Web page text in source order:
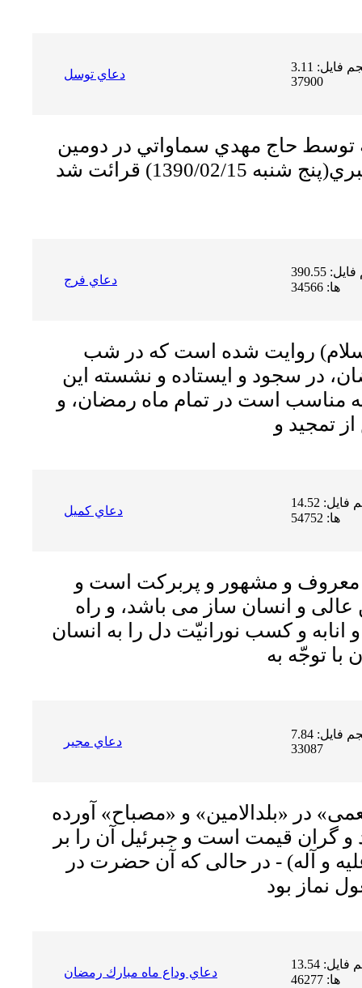
دعاي توسل
حجم فایل: 3.11 MB | دریافت ها:
37900
حاج مهدي سماواتي در دومين
دعاي فرج
حجم فایل: 390.55 KB | دریافت
ها: 34566
روایت شده است که در شب
در سجود و ایستاده و نشسته اين
مناسب است در تمام ماه رمضان، و
دعاي كميل
حجم فایل: 14.52 MB | دریافت
ها: 54752
معروف و مشهور و پربرکت است و
عالى و انسان ساز مى باشد، و راه
انابه و کسب نورانیّت دل را به انسان
دعاي مجير
حجم فایل: 7.84 MB | دریافت ها:
33087
در «بلدالامین» و «مصباح» آورده
گران قیمت است و جبرئیل آن را بر
و آله) - در حالى که آن حضرت در
دعاي وداع ماه مبارك رمضان
حجم فایل: 13.54 MB | دریافت
ها: 46277